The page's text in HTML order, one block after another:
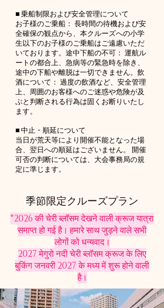
■ 乗船制限および安全管理について
お子様のご乗船： 長時間の待機および安
全確保の観点から、本クルーズへの小学
生以下のお子様のご乗船はご遠慮いただ
いております。途中下船の不可： 運航ル
ートの都合上、急病等の緊急時を除き、
途中の下船や離脱は一切できません。飲
酒について： 過度の飲酒など、安全管理
上、周囲のお客様へのご迷惑や危険が及
ぶと判断される行為は固くお断りいたし
ます。
■ 中止・順延について
当日が荒天等により開催不能となった場
合、翌日への順延はございません。 開催
可否の判断については、大会事務局の規
定に準じます。
季節限定クルーズプラン
*2026की चेरी ब्लॉसम देखने वाली क्रूज यात्रा
समाप्त हो गई है। हमारे साथ जुड़ने वाले सभी
लोगों को धन्यवाद।
2027 मेगुरो नदी चेरी ब्लॉसम क्रूज के लिए
बुकिंग जनवरी 2027 के मध्य में शुरू होने वाली
है।